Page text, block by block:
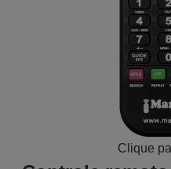
Clique